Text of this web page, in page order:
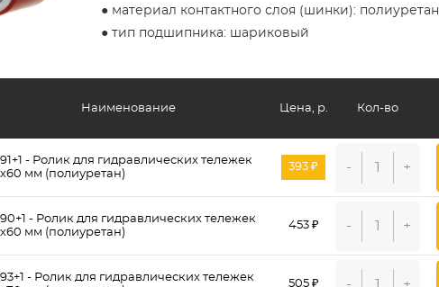
● материал контактного слоя (шинки): полиуретан
● тип подшипника: шариковый
Наименование
- Ролик для гидравлических тележек
мм (полиуретан)
- Ролик для гидравлических тележек
мм (полиуретан)
- Ролик для гидравлических тележек
Цена, р.
393 ₽
453 ₽
505 ₽
Кол-во
- +
- +